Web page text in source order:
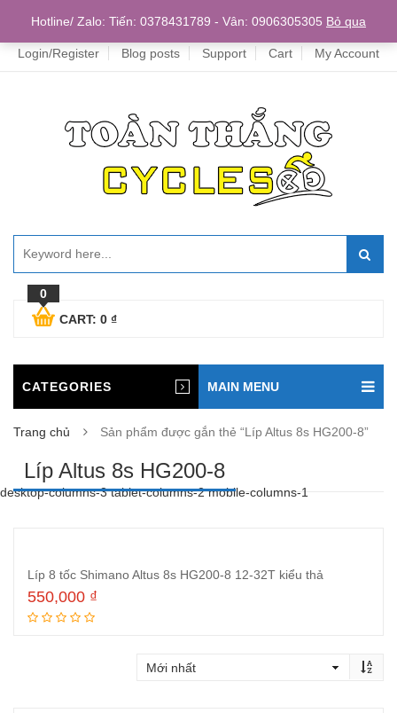
Home
Login/Register Blog posts Support Cart My Account
0
CART: 0 ₫
CATEGORIES MAIN MENU
Trang chủ Sản phẩm được gắn thẻ “Líp Altus 8s HG200-8”
Líp Altus 8s HG200-8
desktop-columns-3 tablet-columns-2 mobile-columns-1
Líp 8 tốc Shimano Altus 8s HG200-8 12-32T kiểu thả
550,000 ₫
Hotline/ Zalo: Tiến: 0378431789 - Vân: 0906305305 Bỏ qua